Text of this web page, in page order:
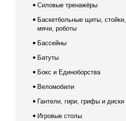
Силовые тренажёры
Баскетбольные щиты, стойки,
мячи, роботы
Бассейны
Батуты
Бокс и Единоборства
Веломобили
Гантели, гири, грифы и диски
Игровые столы